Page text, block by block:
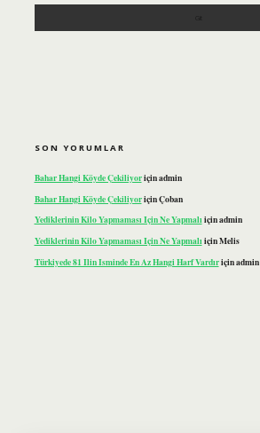
SON YORUMLAR
Bahar Hangi Köyde Çekiliyoriçinadmin
Bahar Hangi Köyde ÇekiliyoriçinÇoban
Yediklerinin Kilo Yapmaması Için Ne Yapmalıiçinadmin
Yediklerinin Kilo Yapmaması Için Ne YapmalıiçinMelis
Türkiyede 81 Ilin Isminde En Az Hangi Harf Vardıriçinadmin